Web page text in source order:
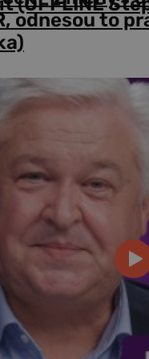
odnesou to